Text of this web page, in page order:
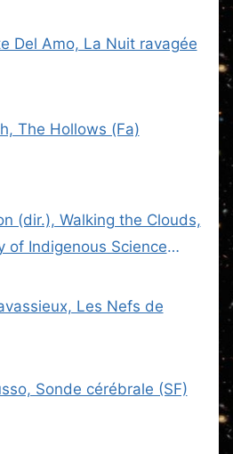
Del Amo, La Nuit ravagée
The Hollows (Fa)
(dir.), Walking the Clouds,
of Indigenous Science
Les Nefs de
Sonde cérébrale (SF)